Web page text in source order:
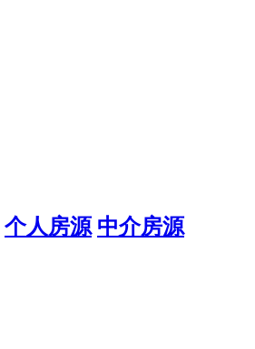
个人房源 中介房源